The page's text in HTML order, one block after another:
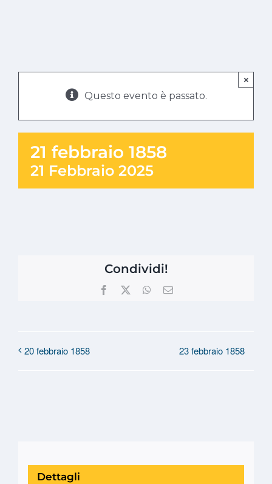
Questo evento è passato.
×
21 febbraio 1858
21 Febbraio 2025
Condividi!
Facebook WhatsApp
Email
20 febbraio 1858 23 febbraio 1858
Dettagli